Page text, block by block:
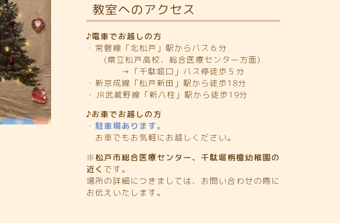
教室へのアクセス
♪電車でお越しの方
・常磐線「北松戸」駅からバス６分
(県立松戸高校、総合医療センター方面)
→「千駄堀口」バス停徒歩５分
・新京成線「松戸新田」駅から徒歩18分
・JR武蔵野線「新八柱」駅から徒歩19分
♪お車でお越しの方
・ 駐車場あります。
お車でもお気軽にお越しください。
※ 松戸市総合医療センター、千駄堀栴檀幼稚園の
近く です。
場所の詳細につきましては、お問い合わせの際に
お伝えいたします。